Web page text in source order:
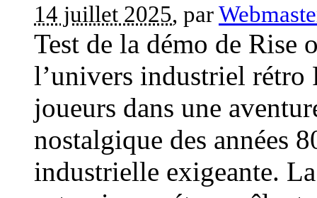
14 juillet 2025, par
Test de la démo de
l’univers industriel rétro
joueurs dans une
nostalgique des années
industrielle exigeante.